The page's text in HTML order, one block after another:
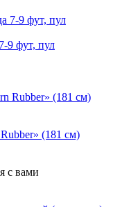
9 фут, пул
(181 см)
с вами